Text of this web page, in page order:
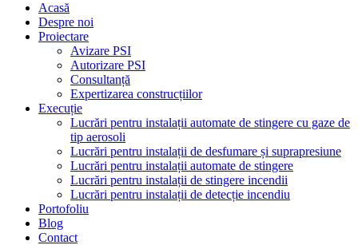
Acasă
Despre noi
Proiectare
Avizare PSI
Autorizare PSI
Consultanță
Expertizarea construcțiilor
Execuție
Lucrări pentru instalații automate de stingere cu gaze de
tip aerosoli
Lucrări pentru instalații de desfumare și suprapresiune
Lucrări pentru instalații automate de stingere
Lucrări pentru instalații de stingere incendii
Lucrări pentru instalații de detecție incendiu
Portofoliu
Blog
Contact